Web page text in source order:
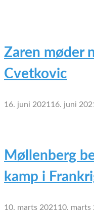
Zaren møder
Cvetkovic
16. juni 2021 16. juni
Møllenberg
kamp i
10. marts 2021 10. marts